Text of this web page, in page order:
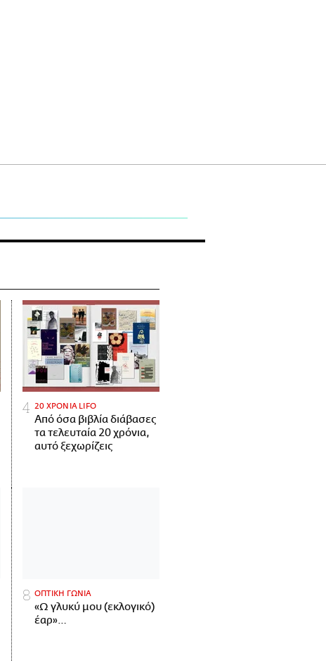
20 ΧΡΟΝΙΑ LIFO
Από όσα βιβλία διάβασες
τα τελευταία 20 χρόνια,
αυτό ξεχωρίζεις
ΟΠΤΙΚΗ ΓΩΝΙΑ
«Ω γλυκύ μου (εκλογικό)
έαρ»…